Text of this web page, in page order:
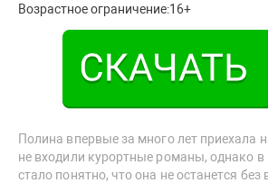
Возрастное ограничение:16+
Полина впервые за много лет приехала
не входили курортные романы, однако
стало понятно, что она не останется без